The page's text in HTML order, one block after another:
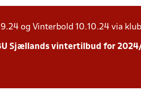
og Vinterbold 10.10.24 via
Sjællands vintertilbud for